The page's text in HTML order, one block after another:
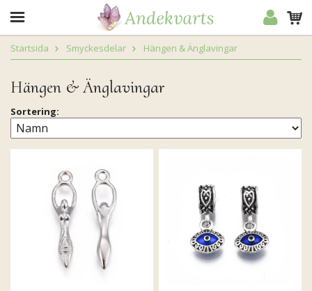
Startsida Smyckesdelar Hängen & Änglavingar
Hängen & Änglavingar
Sortering: